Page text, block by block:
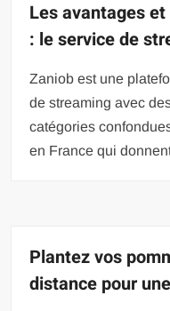
Les avantages
: le service de
Zaniob est une
de streaming avec
catégories
en France qui
Plantez vos
distance pour